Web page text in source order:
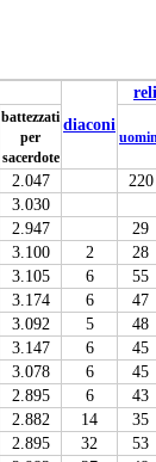
diaconi
battezzati
per
sacerdote
2.047
220
3.030
2.947
29
3.100 2
28
3.105 6
55
3.174 6
47
3.092 5
48
3.147 6
45
3.078 6
45
2.895 6
43
2.882 14
35
2.895 32
53